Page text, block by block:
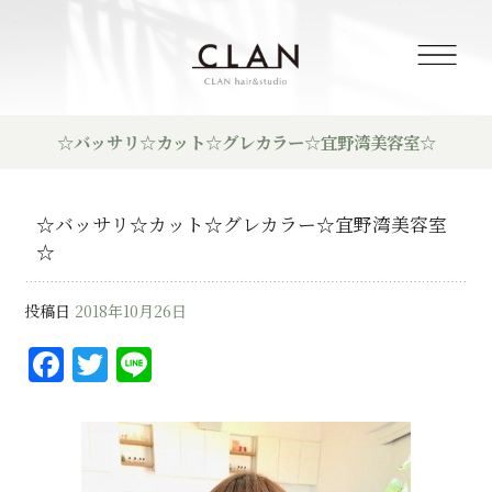
☆バッサリ☆カット☆グレカラー☆宜野湾美容室☆
☆バッサリ☆カット☆グレカラー☆宜野湾美容室
☆
投稿日 2018年10月26日
F
a
T
w
it
te
e